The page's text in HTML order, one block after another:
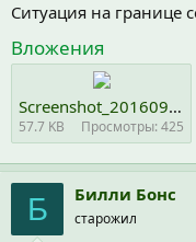
Ситуация на границе
Вложения
Screenshot_20160916-144058.jpg
57.7 KB Просмотры: 425
Б Билли Бонс
старожил